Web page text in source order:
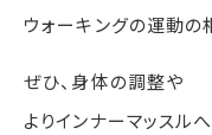
ウォーキングの運動の
ぜひ、身体の調整や
よりインナーマッスル